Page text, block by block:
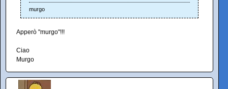
murgo
Apperò "murgo"!!!
Ciao
Murgo